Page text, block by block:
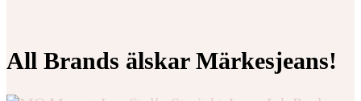
All Brands älskar Märkesjeans!